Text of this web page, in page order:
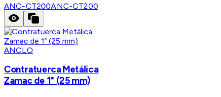
ANC-CT200ANC-CT200
ANCLO
Contratuerca Metálica
Zamac de 1" (25 mm)